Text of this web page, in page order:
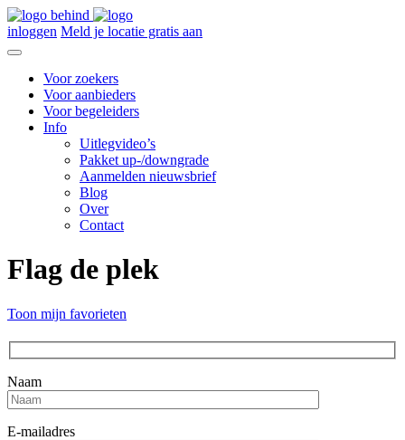
inloggen Meld je locatie gratis aan
Voor zoekers
Voor aanbieders
Voor begeleiders
Info
Uitlegvideo’s
Pakket up-/downgrade
Aanmelden nieuwsbrief
Blog
Over
Contact
Flag de plek
Toon mijn favorieten
Naam
E-mailadres